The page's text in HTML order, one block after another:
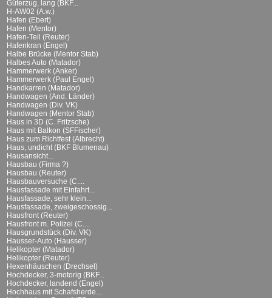
Güterzug, lang (BKF...
H-AW02 (A.w.)
Hafen (Ebert)
Hafen (Mentor)
Hafen-Teil (Reuter)
Hafenkran (Engel)
Halbe Brücke (Mentor Stab)
Halbes Auto (Matador)
Hammerwerk (Anker)
Hammerwerk (Paul Engel)
Handkarren (Matador)
Handwagen (And. Länder)
Handwagen (Div. VK)
Handwagen (Mentor Stab)
Haus in 3D (C. Fritzsche)
Haus mit Balkon (SFFischer)
Haus zum Richtfest (Albrecht)
Haus, undicht (BKF Blumenau)
Hausansicht...
Hausbau (Firma ?)
Hausbau (Reuter)
Hausbauversuche (C....
Hausfassade mit Einfahrt...
Hausfassade, sehr klein...
Hausfassade, zweigeschossig...
Hausfront (Reuter)
Hausfront m. Polizei (C....
Hausgrundstück (Div. VK)
Hausser-Auto (Hausser)
Helikopter (Matador)
Helikopter (Reuter)
Hexenhäuschen (Drechsel)
Hochdecker, 3-motorig (BKF...
Hochdecker, landend (Engel)
Hochhaus mit Schafsherde...